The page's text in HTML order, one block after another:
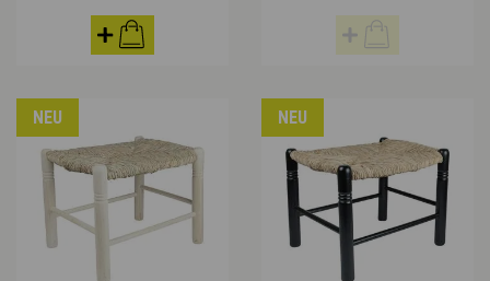
NEU NEU